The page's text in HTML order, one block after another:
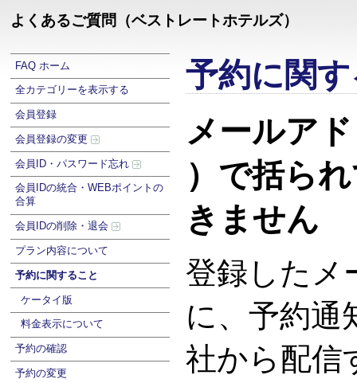
よくあるご質問（ベストレートホテルズ）
FAQ ホーム
全カテゴリーを表示する
会員登録
会員登録の変更
会員ID・パスワード忘れ
会員IDの統合・WEBポイントの
合算
会員IDの削除・退会
プラン内容について
予約に関すること
ケータイ版
料金表示について
予約の確認
予約の変更
予約に関
メールア
）で括ら
きません
登録したメ
に、予約通
社から配信